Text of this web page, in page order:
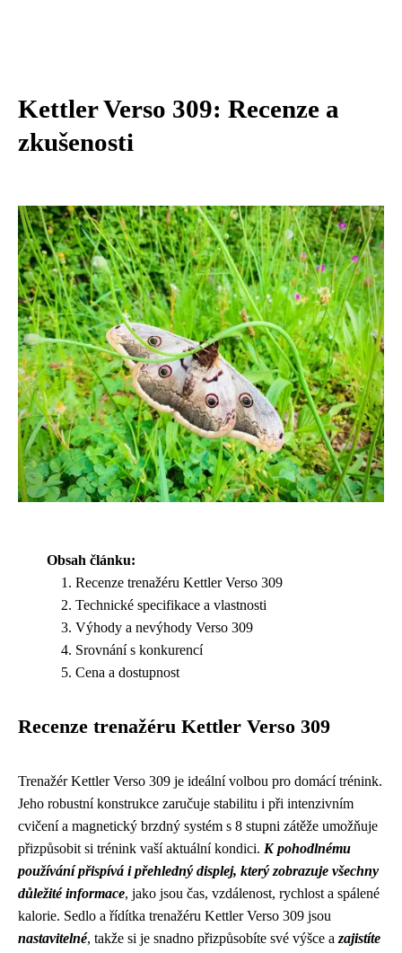
Kettler Verso 309: Recenze a
zkušenosti
Obsah článku:
Recenze trenažéru Kettler Verso 309
Technické specifikace a vlastnosti
Výhody a nevýhody Verso 309
Srovnání s konkurencí
Cena a dostupnost
Recenze trenažéru Kettler Verso 309
Trenažér Kettler Verso 309 je ideální volbou pro domácí trénink.
Jeho robustní konstrukce zaručuje stabilitu i při intenzivním
cvičení a magnetický brzdný systém s 8 stupni zátěže umožňuje
přizpůsobit si trénink vaší aktuální kondici. K pohodlnému
používání přispívá i přehledný displej, který zobrazuje všechny
důležité informace, jako jsou čas, vzdálenost, rychlost a spálené
kalorie. Sedlo a řídítka trenažéru Kettler Verso 309 jsou
nastavitelné, takže si je snadno přizpůsobíte své výšce azajistíte